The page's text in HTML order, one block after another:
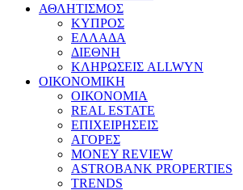
ΑΘΛΗΤΙΣΜΟΣ
ΚΥΠΡΟΣ
ΕΛΛΑΔΑ
ΔΙΕΘΝΗ
ΚΛΗΡΩΣΕΙΣ ALLWYN
ΟΙΚΟΝΟΜΙΚΗ
ΟΙΚΟΝΟΜΙΑ
REAL ESTATE
ΕΠΙΧΕΙΡΗΣΕΙΣ
ΑΓΟΡΕΣ
MONEY REVIEW
ASTROBANK PROPERTIES
TRENDS